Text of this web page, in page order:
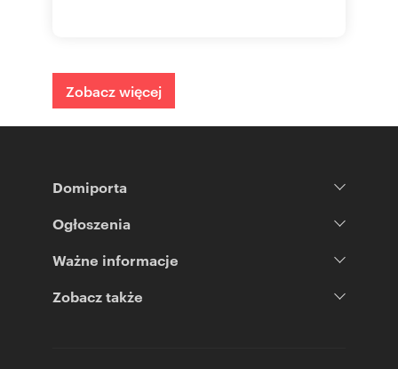
Zobacz więcej
Domiporta
Ogłoszenia
Ważne informacje
Zobacz także